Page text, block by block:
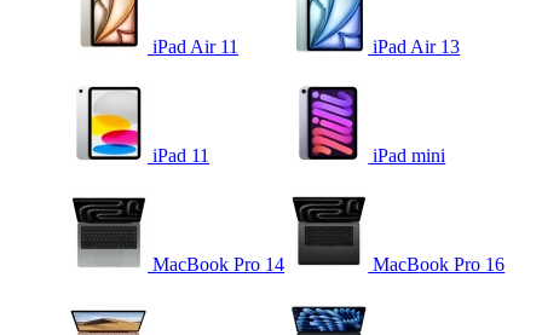
iPad Air 11 iPad Air 13
iPad 11 iPad mini
MacBook Pro 14 MacBook Pro 16